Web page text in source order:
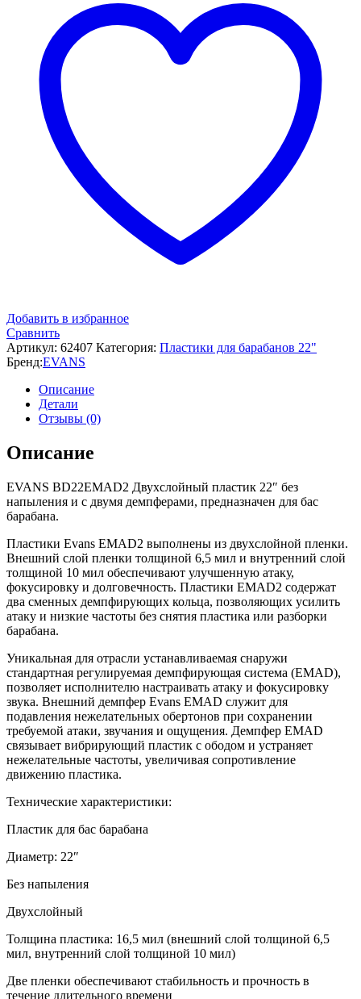
Добавить в избранное
Сравнить
Артикул: 62407 Категория: Пластики для барабанов 22"
Бренд:EVANS
Описание
Детали
Отзывы (0)
Описание
EVANS BD22EMAD2 Двухслойный пластик 22″ без
напыления и с двумя демпферами, предназначен для бас
барабана.
Пластики Evans EMAD2 выполнены из двухслойной пленки.
Внешний слой пленки толщиной 6,5 мил и внутренний слой
толщиной 10 мил обеспечивают улучшенную атаку,
фокусировку и долговечность. Пластики EMAD2 содержат
два сменных демпфирующих кольца, позволяющих усилить
атаку и низкие частоты без снятия пластика или разборки
барабана.
Уникальная для отрасли устанавливаемая снаружи
стандартная регулируемая демпфирующая система (EMAD),
позволяет исполнителю настраивать атаку и фокусировку
звука. Внешний демпфер Evans EMAD служит для
подавления нежелательных обертонов при сохранении
требуемой атаки, звучания и ощущения. Демпфер EMAD
связывает вибрирующий пластик с ободом и устраняет
нежелательные частоты, увеличивая сопротивление
движению пластика.
Технические характеристики:
Пластик для бас барабана
Диаметр: 22″
Без напыления
Двухслойный
Толщина пластика: 16,5 мил (внешний слой толщиной 6,5
мил, внутренний слой толщиной 10 мил)
Две пленки обеспечивают стабильность и прочность в
течение длительного времени